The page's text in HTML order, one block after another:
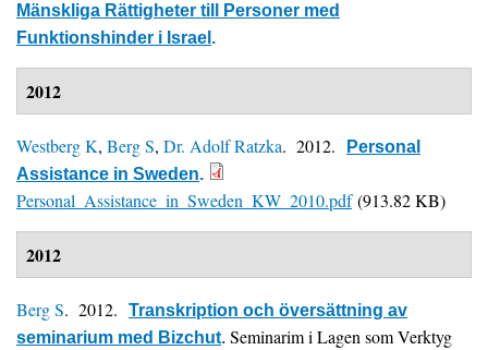
Mänskliga Rättigheter till Personer med
Funktionshinder i Israel .
2012
Westberg K, Berg S, Dr. Adolf Ratzka. 2012.
Personal
Assistance in Sweden.
Personal_Assistance_in_Sweden_KW_2010.pdf(913.82 KB)
2012
Berg S. 2012.
Transkription och översättning av
seminarium med Bizchut. Seminarim i Lagen som Verktyg